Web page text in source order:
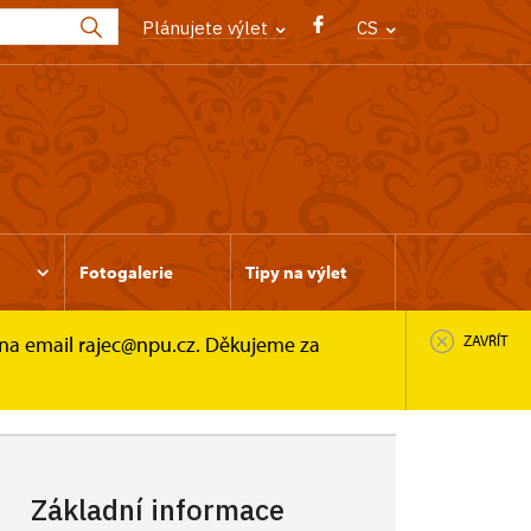
Plánujete výlet CS
Fotogalerie Tipy na výlet
email rajec@npu.cz. Děkujeme za
ZAVŘÍT
okruh)
Základní informace